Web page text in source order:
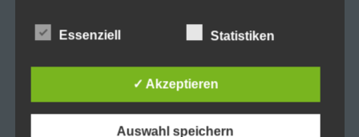
um Aspekte bezüglich Arbeitsleistung,
natürlichen Person zu analysieren oder
vorherzusagen.
Essenziell Statistiken
✓ Akzeptieren
Auswahl speichern